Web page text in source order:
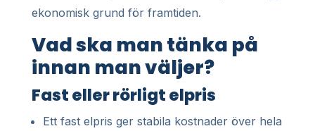
ekonomisk grund för framtiden.
Vad ska man tänka på
innan man väljer?
Fast eller rörligt elpris
Ett fast elpris ger stabila kostnader över hela